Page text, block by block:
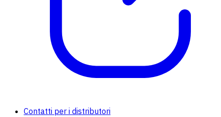
Contatti per i distributori